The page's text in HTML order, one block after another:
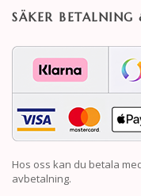
SÄKER BETALNING
Hos oss kan du betala
avbetalning.